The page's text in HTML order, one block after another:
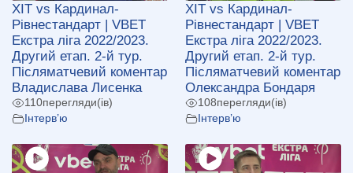
ХІТ vs Кардинал-
Рівнестандарт | VBET
Екстра ліга 2022/2023.
Другий етап. 2-й тур.
Післяматчевий коментар
Владислава Лисенка
110перегляди(ів)
Інтерв’ю
ХІТ vs Кардинал-
Рівнестандарт | VBET
Екстра ліга 2022/2023.
Другий етап. 2-й тур.
Післяматчевий коментар
Олександра Бондаря
108перегляди(ів)
Інтерв’ю